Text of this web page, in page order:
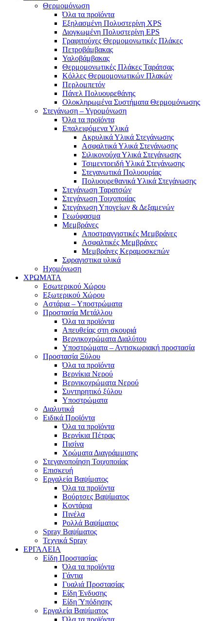
Θερμομόνωση
Όλα τα προϊόντα
Εξηλασμένη Πολυστερίνη XPS
Διογκωμένη Πολυστερίνη EPS
Γραφιτούχες Θερμομονωτικές Πλάκες
Πετροβάμβακας
Υαλοβάμβακας
Θερμομονωτικές Πλάκες Ταράτσας
Κόλλες Θερμομονωτικών Πλακών
Περλομπετόν
Πάνελ Πολυουρεθάνης
Ολοκληρωμένα Συστήματα Θερμομόνωσης
Στεγάνωση – Υγρομόνωση
Όλα τα προϊόντα
Επαλειφόμενα Υλικά
Ακρυλικά Υλικά Στεγάνωσης
Ασφαλτικά Υλικά Στεγάνωσης
Σιλικονούχα Υλικά Στεγάνωσης
Τσιμεντοειδή Υλικά Στεγάνωσης
Στεγανωτικά Πολυουρίας
Πολυουρεθανικά Υλικά Στεγάνωσης
Στεγάνωση Ταρατσών
Στεγάνωση Τοιχοποιίας
Στεγάνωση Υπογείων & Δεξαμενών
Γεωύφασμα
Μεμβράνες
Αποστραγγιστικές Μεμβράνες
Ασφαλτικές Μεμβράνες
Μεμβράνες Κεραμοσκεπών
Σφραγιστικα υλικά
Ηχομόνωση
ΧΡΩΜΑΤΑ
Εσωτερικού Χώρου
Εξωτερικού Χώρου
Αστάρια – Υποστρώματα
Προστασία Μετάλλου
Όλα τα προϊόντα
Απευθείας στη σκουριά
Βερνικοχρώματα Διαλύτου
Υποστρώματα – Αντισκωριακή προστασία
Προστασία Ξύλου
Όλα τα προϊόντα
Βερνίκια Νερού
Βερνικοχρώματα Νερού
Συντηρητικό ξύλου
Υποστρώματα
Διαλυτικά
Ειδικά Προϊόντα
Όλα τα προϊόντα
Βερνίκια Πέτρας
Πισίνα
Χρώματα Διαγράμμισης
Στεγανοποίηση Τοιχοποιίας
Επισκευή
Εργαλεία Βαψίματος
Όλα τα προϊόντα
Βούρτσες Βαψίματος
Κοντάρια
Πινέλα
Ρολλά Βαψίματος
Spray Βαψίματος
Τεχνικά Spray
ΕΡΓΑΛΕΙΑ
Είδη Προστασίας
Όλα τα προϊόντα
Γάντια
Γυαλιά Προστασίας
Είδη Ένδυσης
Είδη Ύπόδησης
Εργαλεία Βαψίματος
Όλα τα προϊόντα